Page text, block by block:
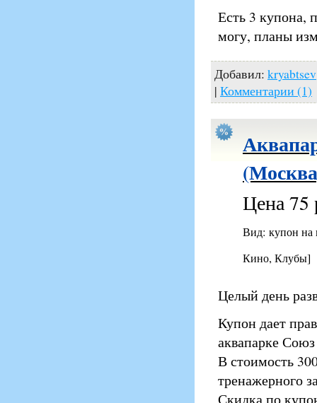
Есть 3 купона,
могу, планы
Добавил: kryabtsev
| Комментарии (1)
Цена 75
Вид: купон
Кино, Клубы]
Целый день
Купон дает
аквапарке
В стоимость
тренажерного